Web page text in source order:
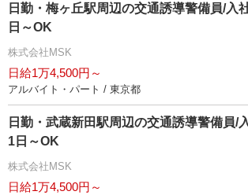
日勤・梅ヶ丘駅周辺の交通誘導警備員/入
日～OK
株式会社MSK
日給1万4,500円～
アルバイト・パート / 東京都
日勤・武蔵新田駅周辺の交通誘導警備員/
1日～OK
株式会社MSK
日給1万4,500円～